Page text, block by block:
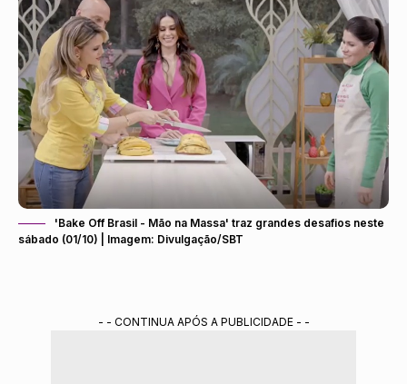
'Bake Off Brasil - Mão na Massa' traz grandes desafios neste
sábado (01/10) | Imagem: Divulgação/SBT
- - CONTINUA APÓS A PUBLICIDADE - -